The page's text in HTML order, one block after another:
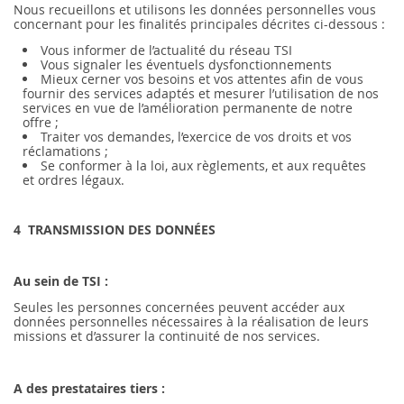
Nous recueillons et utilisons les données personnelles vous
concernant pour les finalités principales décrites ci-dessous :
Vous informer de l’actualité du réseau TSI
Vous signaler les éventuels dysfonctionnements
Mieux cerner vos besoins et vos attentes afin de vous
fournir des services adaptés et mesurer l’utilisation de nos
services en vue de l’amélioration permanente de notre
offre ;
Traiter vos demandes, l’exercice de vos droits et vos
réclamations ;
Se conformer à la loi, aux règlements, et aux requêtes
et ordres légaux.
4 TRANSMISSION DES DONNÉES
Au sein de TSI :
Seules les personnes concernées peuvent accéder aux
données personnelles nécessaires à la réalisation de leurs
missions et d’assurer la continuité de nos services.
A des prestataires tiers :